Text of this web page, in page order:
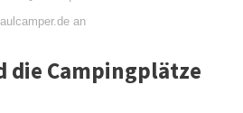
an
die Campingplätze